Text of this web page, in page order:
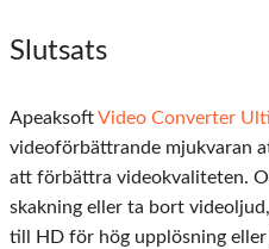
Slutsats
ApeaksoftVideo Converter
videoförbättrande mjukvaran
att förbättra videokvaliteten.
skakning eller ta bort
till HD för hög upplösning